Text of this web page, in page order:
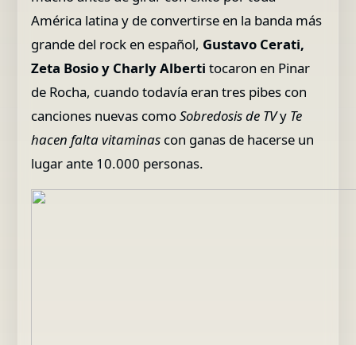
América latina y de convertirse en la banda más
grande del rock en español, Gustavo Cerati,
Zeta Bosio y Charly Albertitocaron en Pinar
de Rocha, cuando todavía eran tres pibes con
canciones nuevas comoSobredosis de TVy Te
hacen falta vitaminas con ganas de hacerse un
lugar ante 10.000 personas.